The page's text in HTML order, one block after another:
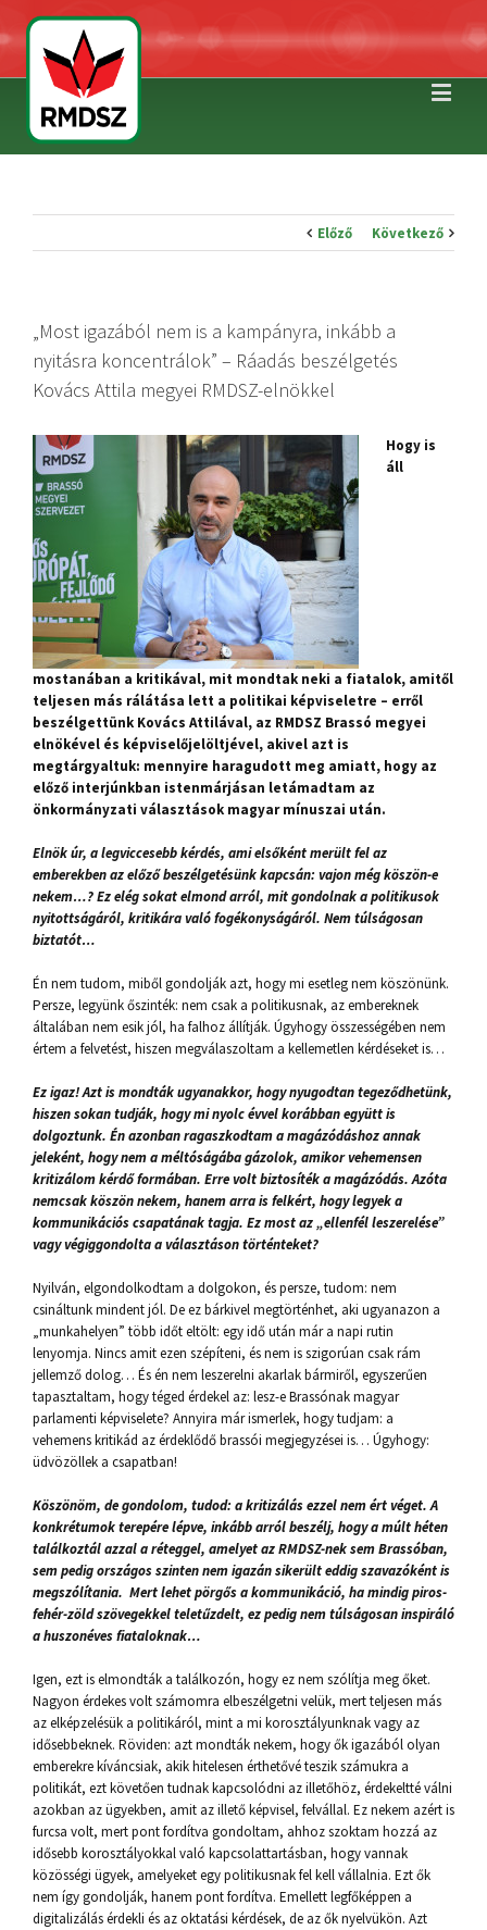
Előző Következő
„Most igazából nem is a kampányra, inkább a
nyitásra koncentrálok” – Ráadás beszélgetés
Kovács Attila megyei RMDSZ-elnökkel
Hogy is
áll
mostanában a kritikával, mit mondtak neki a fiatalok, amitől
teljesen más rálátása lett a politikai képviseletre – erről
beszélgettünk Kovács Attilával, az RMDSZ Brassó megyei
elnökével és képviselőjelöltjével, akivel azt is
megtárgyaltuk: mennyire haragudott meg amiatt, hogy az
előző interjúnkban istenmárjásan letámadtam az
önkormányzati választások magyar mínuszai után.
Elnök úr, a legviccesebb kérdés, ami elsőként merült fel az
emberekben az előző beszélgetésünk kapcsán: vajon még köszön-e
nekem…? Ez elég sokat elmond arról, mit gondolnak a politikusok
nyitottságáról, kritikára való fogékonyságáról. Nem túlságosan
biztatót…
Én nem tudom, miből gondolják azt, hogy mi esetleg nem köszönünk.
Persze, legyünk őszinték: nem csak a politikusnak, az embereknek
általában nem esik jól, ha falhoz állítják. Úgyhogy összességében nem
értem a felvetést, hiszen megválaszoltam a kellemetlen kérdéseket is…
Ez igaz! Azt is mondták ugyanakkor, hogy nyugodtan tegeződhetünk,
hiszen sokan tudják, hogy mi nyolc évvel korábban együtt is
dolgoztunk. Én azonban ragaszkodtam a magázódáshoz annak
jeleként, hogy nem a méltóságába gázolok, amikor vehemensen
kritizálom kérdő formában. Erre volt biztosíték a magázódás. Azóta
nemcsak köszön nekem, hanem arra is felkért, hogy legyek a
kommunikációs csapatának tagja. Ez most az „ellenfél leszerelése”
vagy végiggondolta a választáson történteket?
Nyilván, elgondolkodtam a dolgokon, és persze, tudom: nem
csináltunk mindent jól. De ez bárkivel megtörténhet, aki ugyanazon a
„munkahelyen” több időt eltölt: egy idő után már a napi rutin
lenyomja. Nincs amit ezen szépíteni, és nem is szigorúan csak rám
jellemző dolog… És én nem leszerelni akarlak bármiről, egyszerűen
tapasztaltam, hogy téged érdekel az: lesz-e Brassónak magyar
parlamenti képviselete? Annyira már ismerlek, hogy tudjam: a
vehemens kritikád az érdeklődő brassói megjegyzései is… Úgyhogy:
üdvözöllek a csapatban!
Köszönöm, de gondolom, tudod: a kritizálás ezzel nem ért véget. A
konkrétumok terepére lépve, inkább arról beszélj, hogy a múlt héten
találkoztál azzal a réteggel, amelyet az RMDSZ-nek sem Brassóban,
sem pedig országos szinten nem igazán sikerült eddig szavazóként is
megszólítania. Mert lehet pörgős a kommunikáció, ha mindig piros-
fehér-zöld szövegekkel teletűzdelt, ez pedig nem túlságosan inspiráló
a huszonéves fiataloknak…
Igen, ezt is elmondták a találkozón, hogy ez nem szólítja meg őket.
Nagyon érdekes volt számomra elbeszélgetni velük, mert teljesen más
az elképzelésük a politikáról, mint a mi korosztályunknak vagy az
idősebbeknek. Röviden: azt mondták nekem, hogy ők igazából olyan
emberekre kíváncsiak, akik hitelesen érthetővé teszik számukra a
politikát, ezt követően tudnak kapcsolódni az illetőhöz, érdekeltté válni
azokban az ügyekben, amit az illető képvisel, felvállal. Ez nekem azért is
furcsa volt, mert pont fordítva gondoltam, ahhoz szoktam hozzá az
idősebb korosztályokkal való kapcsolattartásban, hogy vannak
közösségi ügyek, amelyeket egy politikusnak fel kell vállalnia. Ezt ők
nem így gondolják, hanem pont fordítva. Emellett legfőképpen a
digitalizálás érdekli és az oktatási kérdések, de az ők nyelvükön. Azt